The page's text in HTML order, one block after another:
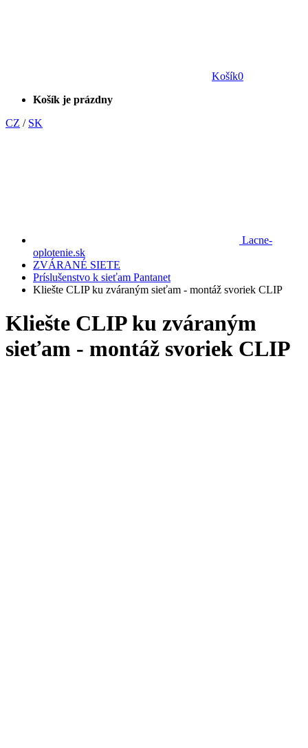
Košík0
Košík je prázdny
CZ / SK
Lacne-
oplotenie.sk
ZVÁRANÉ SIETE
Príslušenstvo k sieťam Pantanet
Kliešte CLIP ku zváraným sieťam - montáž svoriek CLIP
Kliešte CLIP ku zváraným
sieťam - montáž svoriek CLIP